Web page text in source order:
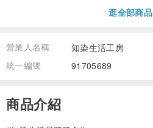
逛全部商品
營業人名稱
知染生活工房
統一編號
91705689
商品介紹